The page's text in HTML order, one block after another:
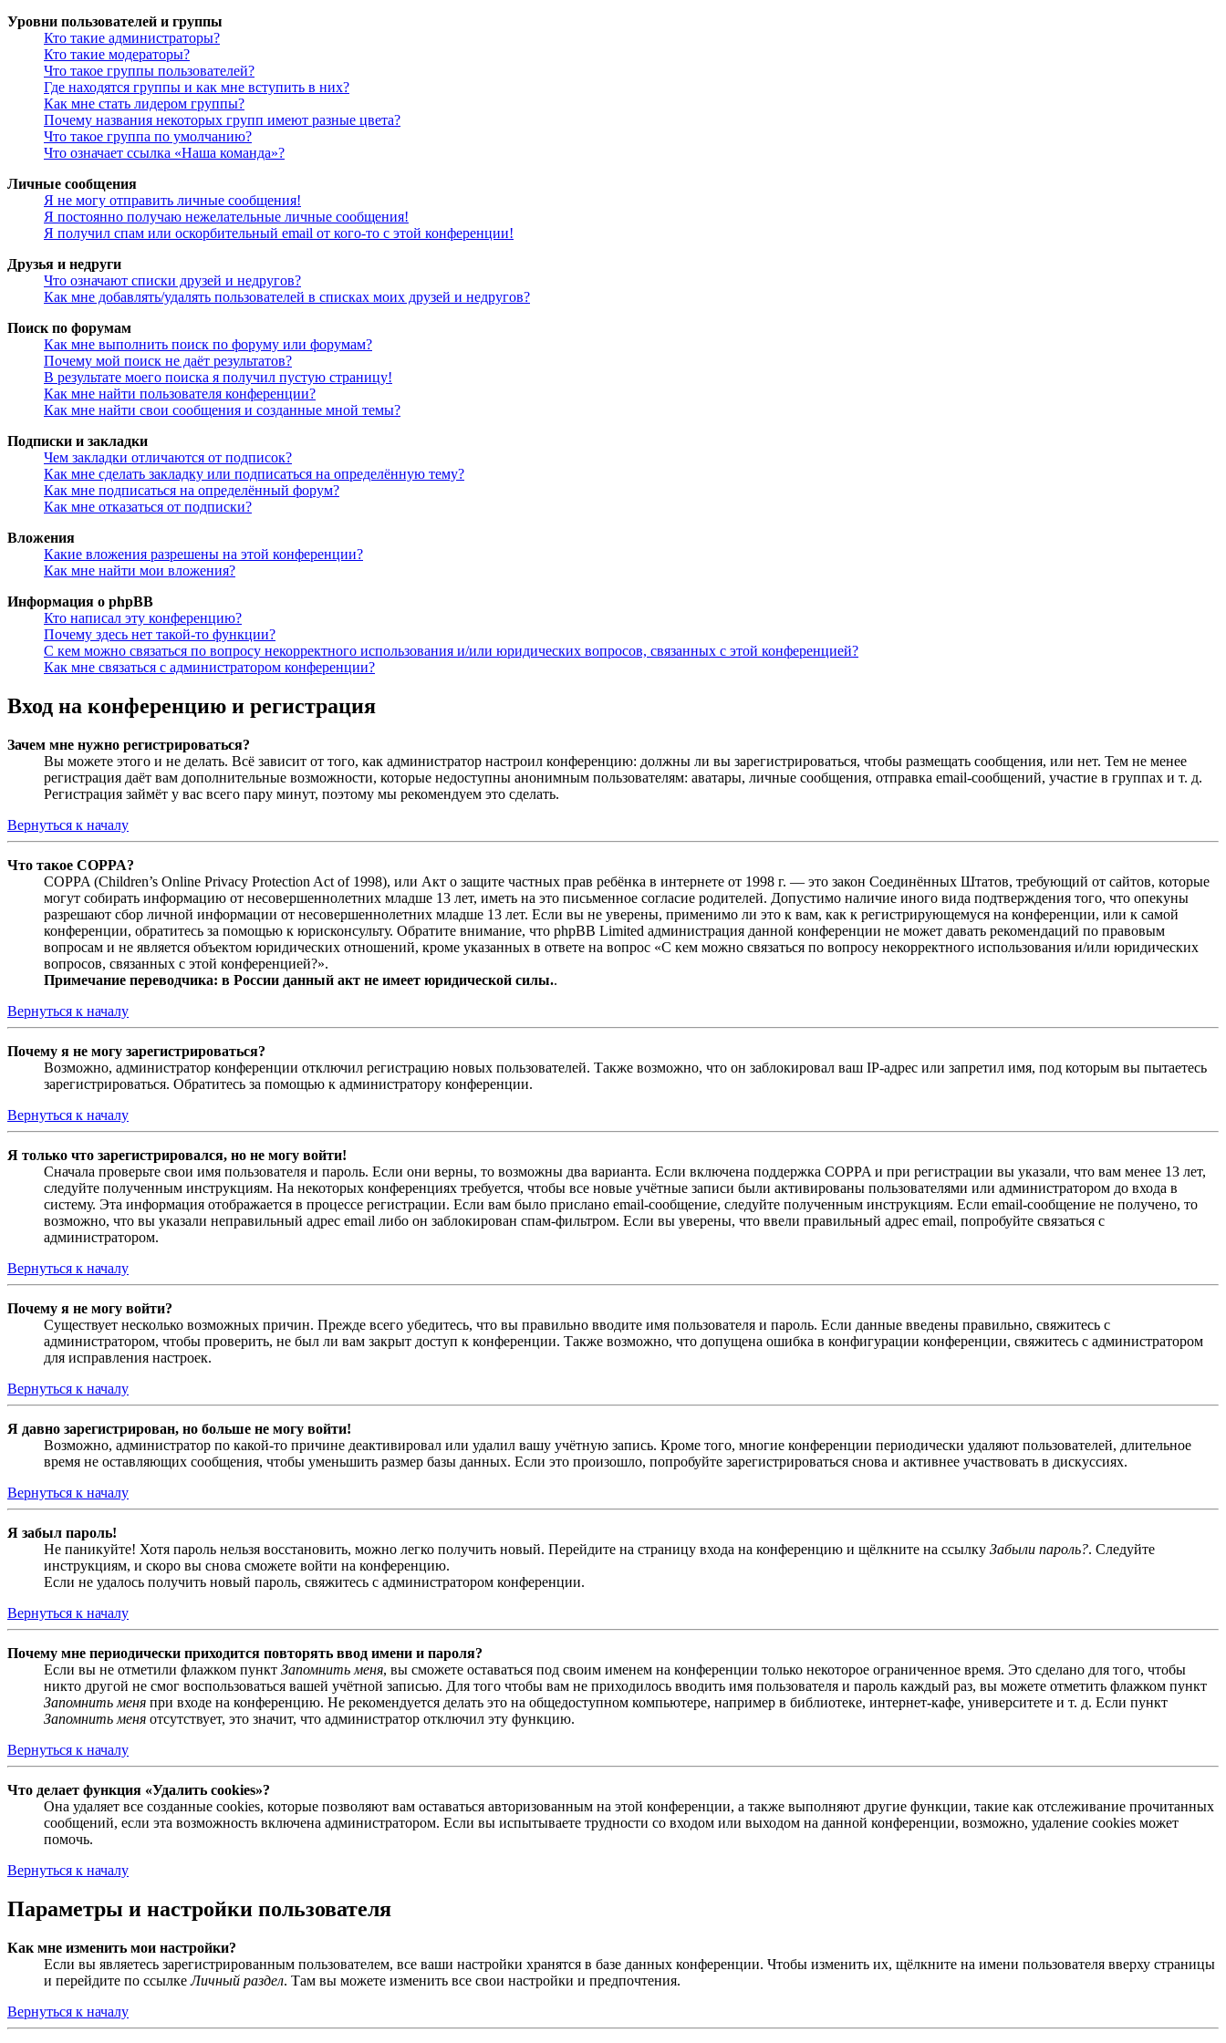
Уровни пользователей и группы
Кто такие администраторы?
Кто такие модераторы?
Что такое группы пользователей?
Где находятся группы и как мне вступить в них?
Как мне стать лидером группы?
Почему названия некоторых групп имеют разные цвета?
Что такое группа по умолчанию?
Что означает ссылка «Наша команда»?
Личные сообщения
Я не могу отправить личные сообщения!
Я постоянно получаю нежелательные личные сообщения!
Я получил спам или оскорбительный email от кого-то с этой конференции!
Друзья и недруги
Что означают списки друзей и недругов?
Как мне добавлять/удалять пользователей в списках моих друзей и недругов?
Поиск по форумам
Как мне выполнить поиск по форуму или форумам?
Почему мой поиск не даёт результатов?
В результате моего поиска я получил пустую страницу!
Как мне найти пользователя конференции?
Как мне найти свои сообщения и созданные мной темы?
Подписки и закладки
Чем закладки отличаются от подписок?
Как мне сделать закладку или подписаться на определённую тему?
Как мне подписаться на определённый форум?
Как мне отказаться от подписки?
Вложения
Какие вложения разрешены на этой конференции?
Как мне найти мои вложения?
Информация о phpBB
Кто написал эту конференцию?
Почему здесь нет такой-то функции?
С кем можно связаться по вопросу некорректного использования и/или юридических вопросов, связанных с этой конференцией?
Как мне связаться с администратором конференции?
Вход на конференцию и регистрация
Зачем мне нужно регистрироваться?
Вы можете этого и не делать. Всё зависит от того, как администратор настроил конференцию: должны ли вы зарегистрироваться, чтобы размещать сообщения, или нет. Тем не менее
регистрация даёт вам дополнительные возможности, которые недоступны анонимным пользователям: аватары, личные сообщения, отправка email-сообщений, участие в группах и т. д.
Регистрация займёт у вас всего пару минут, поэтому мы рекомендуем это сделать.
Вернуться к началу
Что такое COPPA?
COPPA (Children’s Online Privacy Protection Act of 1998), или Акт о защите частных прав ребёнка в интернете от 1998 г. — это закон Соединённых Штатов, требующий от сайтов, которые
могут собирать информацию от несовершеннолетних младше 13 лет, иметь на это письменное согласие родителей. Допустимо наличие иного вида подтверждения того, что опекуны
разрешают сбор личной информации от несовершеннолетних младше 13 лет. Если вы не уверены, применимо ли это к вам, как к регистрирующемуся на конференции, или к самой
конференции, обратитесь за помощью к юрисконсульту. Обратите внимание, что phpBB Limited администрация данной конференции не может давать рекомендаций по правовым
вопросам и не является объектом юридических отношений, кроме указанных в ответе на вопрос «С кем можно связаться по вопросу некорректного использования и/или юридических
вопросов, связанных с этой конференцией?».
Примечание переводчика: в России данный акт не имеет юридической силы..
Вернуться к началу
Почему я не могу зарегистрироваться?
Возможно, администратор конференции отключил регистрацию новых пользователей. Также возможно, что он заблокировал ваш IP-адрес или запретил имя, под которым вы пытаетесь
зарегистрироваться. Обратитесь за помощью к администратору конференции.
Вернуться к началу
Я только что зарегистрировался, но не могу войти!
Сначала проверьте свои имя пользователя и пароль. Если они верны, то возможны два варианта. Если включена поддержка COPPA и при регистрации вы указали, что вам менее 13 лет,
следуйте полученным инструкциям. На некоторых конференциях требуется, чтобы все новые учётные записи были активированы пользователями или администратором до входа в
систему. Эта информация отображается в процессе регистрации. Если вам было прислано email-сообщение, следуйте полученным инструкциям. Если email-сообщение не получено, то
возможно, что вы указали неправильный адрес email либо он заблокирован спам-фильтром. Если вы уверены, что ввели правильный адрес email, попробуйте связаться с
администратором.
Вернуться к началу
Почему я не могу войти?
Существует несколько возможных причин. Прежде всего убедитесь, что вы правильно вводите имя пользователя и пароль. Если данные введены правильно, свяжитесь с
администратором, чтобы проверить, не был ли вам закрыт доступ к конференции. Также возможно, что допущена ошибка в конфигурации конференции, свяжитесь с администратором
для исправления настроек.
Вернуться к началу
Я давно зарегистрирован, но больше не могу войти!
Возможно, администратор по какой-то причине деактивировал или удалил вашу учётную запись. Кроме того, многие конференции периодически удаляют пользователей, длительное
время не оставляющих сообщения, чтобы уменьшить размер базы данных. Если это произошло, попробуйте зарегистрироваться снова и активнее участвовать в дискуссиях.
Вернуться к началу
Я забыл пароль!
Не паникуйте! Хотя пароль нельзя восстановить, можно легко получить новый. Перейдите на страницу входа на конференцию и щёлкните на ссылку Забыли пароль?. Следуйте
инструкциям, и скоро вы снова сможете войти на конференцию.
Если не удалось получить новый пароль, свяжитесь с администратором конференции.
Вернуться к началу
Почему мне периодически приходится повторять ввод имени и пароля?
Если вы не отметили флажком пункт Запомнить меня, вы сможете оставаться под своим именем на конференции только некоторое ограниченное время. Это сделано для того, чтобы
никто другой не смог воспользоваться вашей учётной записью. Для того чтобы вам не приходилось вводить имя пользователя и пароль каждый раз, вы можете отметить флажком пункт
Запомнить меня при входе на конференцию. Не рекомендуется делать это на общедоступном компьютере, например в библиотеке, интернет-кафе, университете и т. д. Если пункт
Запомнить меня отсутствует, это значит, что администратор отключил эту функцию.
Вернуться к началу
Что делает функция «Удалить cookies»?
Она удаляет все созданные cookies, которые позволяют вам оставаться авторизованным на этой конференции, а также выполняют другие функции, такие как отслеживание прочитанных
сообщений, если эта возможность включена администратором. Если вы испытываете трудности со входом или выходом на данной конференции, возможно, удаление cookies может
помочь.
Вернуться к началу
Параметры и настройки пользователя
Как мне изменить мои настройки?
Если вы являетесь зарегистрированным пользователем, все ваши настройки хранятся в базе данных конференции. Чтобы изменить их, щёлкните на имени пользователя вверху страницы
и перейдите по ссылкеЛичный раздел. Там вы можете изменить все свои настройки и предпочтения.
Вернуться к началу